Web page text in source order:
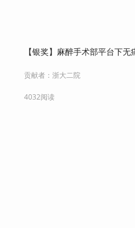
【银奖】麻醉手术部平台下
贡献者：浙大二院
4032阅读